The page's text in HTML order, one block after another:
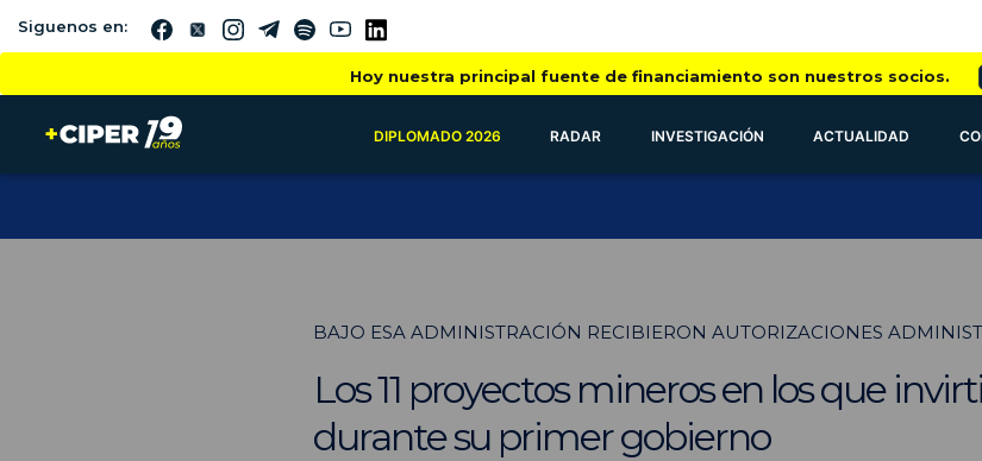
Siguenos en:
Hoy nuestra principal fuente de financiamiento son nuestros socios.
DIPLOMADO 2026 RADAR INVESTIGACIÓN ACTUALIDAD
BAJO ESA ADMINISTRACIÓN RECIBIERON AUTORIZACIONES
Los 11 proyectos mineros en los que
durante su primer gobierno